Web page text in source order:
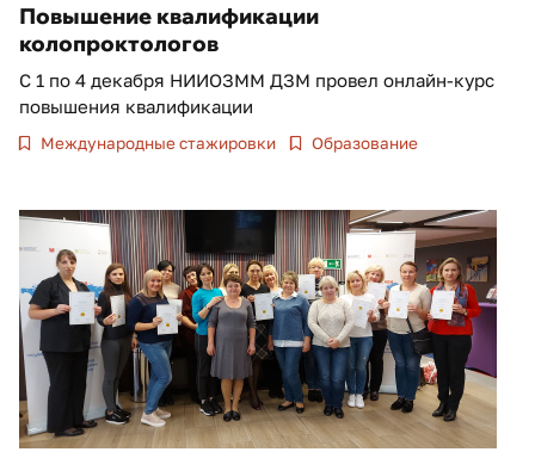
Повышение квалификации
колопроктологов
С 1 по 4 декабря НИИОЗММ ДЗМ провел онлайн-курс
повышения квалификации
Международные стажировки Образование